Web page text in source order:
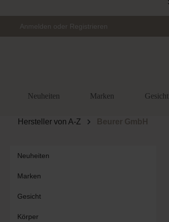
Anmelden oder Registrieren
Neuheiten Marken Gesicht
Hersteller von A-Z Beurer GmbH
Neuheiten
Marken
Gesicht
Körper